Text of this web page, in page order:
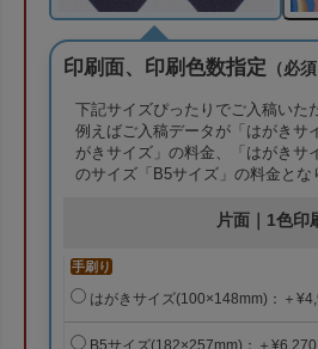
印刷面、印刷色数指定 （必須
下記サイズぴったりでご入稿いた
例えばご入稿データが「はがきサ
がきサイズ」の料金、「はがきサ
のサイズ「B5サイズ」の料金とな
片面｜1色印
手刷り
はがきサイズ(100×148mm)：＋
B5サイズ(182×257mm)：＋